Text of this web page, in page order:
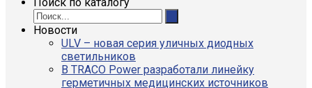
Новости
ULV – новая серия уличных диодных
светильников
В TRACO Power разработали линейку
герметичных медицинских источников